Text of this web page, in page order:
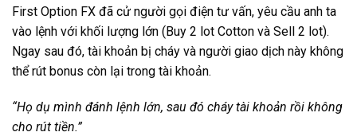
First Option FX đã cử người gọi điện tư vấn, yêu cầu anh ta
vào lệnh với khối lượng lớn (Buy 2 lot Cotton và Sell 2 lot).
Ngay sau đó, tài khoản bị cháy và người giao dịch này không
thể rút bonus còn lại trong tài khoản.
“Họ dụ mình đánh lệnh lớn, sau đó cháy tài khoản rồi không
cho rút tiền.”